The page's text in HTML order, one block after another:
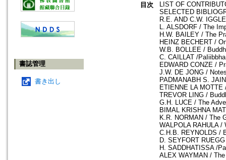
書誌管理
書き出し
目次
LIST OF
SELECTED
R.E. AND C.W.
L. ALSDORF / The
H.W. BAILEY / The
HEINZ BECHERT /
W.B. BOLLEE /
C. CAILLAT /
EDWARD CONZE /
J.W. DE JONG /
PADMANABH S.
ETIENNE LA
TREVOR LING /
G.H. LUCE / The
BIMAL KRISHNA
K.R. NORMAN / The
WALPOLA RAHULA /
C.H.B. REYNOLDS /
D. SEYFORT
H. SADDHATISSA /
ALEX WAYMAN /